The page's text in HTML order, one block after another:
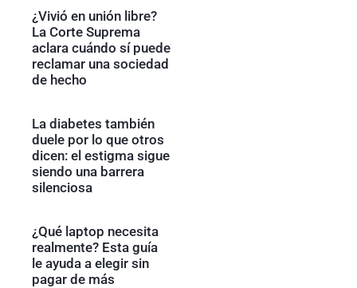
¿Vivió en unión libre?
La Corte Suprema
aclara cuándo sí puede
reclamar una sociedad
de hecho
La diabetes también
duele por lo que otros
dicen: el estigma sigue
siendo una barrera
silenciosa
¿Qué laptop necesita
realmente? Esta guía
le ayuda a elegir sin
pagar de más